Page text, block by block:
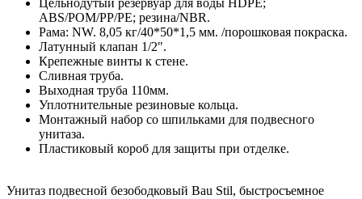
ABS/POM/PP/PE; резина/NBR.
Рама: NW. 8,05 кг/40*50*1,5 мм. /порошковая покраска.
Латунный клапан 1/2".
Крепежные винты к стене.
Сливная труба.
Выходная труба 110мм.
Уплотнительные резиновые кольца.
Монтажный набор со шпильками для подвесного
унитаза.
Пластиковый короб для защиты при отделке.
Унитаз подвесной безободковый Bau Stil, быстросъемное